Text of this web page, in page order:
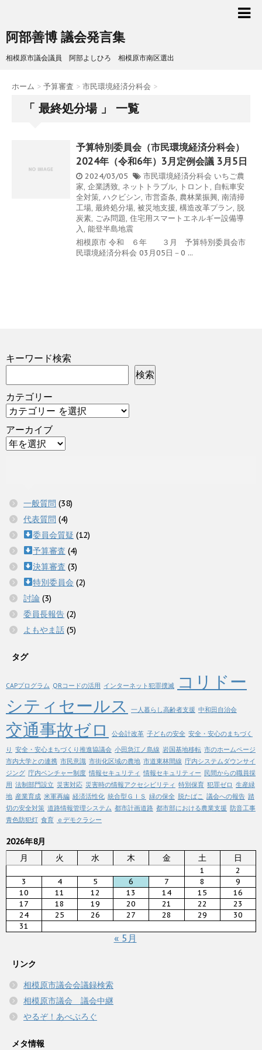
阿部善博 議会発言集
相模原市議会議員 阿部よしひろ 相模原市南区選出
ホーム > 予算審査 > 市民環境経済分科会 >
「 最終処分場 」 一覧
予算特別委員会（市民環境経済分科会）
2024年（令和6年）3月定例会議 3月5日
2024/03/05 市民環境経済分科会 いちご農
家, 企業誘致, ネットトラブル, トロント , 自転車安
全対策, ハクビシン, 市営斎条, 農林業振興, 南清掃
工場, 最終処分場, 被災地支援, 構造改革プラン, 脱
炭素, ごみ問題, 住宅用スマートエネルギー設備導
入, 能登半島地震
相模原市 令和 ６年 ３月 予算特別委員会市
民環境経済分科会 03月05日－0 ...
キーワード検索
検索
カテゴリー
アーカイブ
一般質問 (38)
代表質問 (4)
委員会質疑 (12)
予算審査 (4)
決算審査 (3)
特別委員会 (2)
討論 (3)
委員長報告 (2)
よもやま話 (5)
タグ
CAPプログラム QRコードの活用 インターネット犯罪撲滅
コリドー
シティセールス
一人暮らし高齢者支援 中和田自治会
交通事故ゼロ 公会計改革 子どもの安全 安全・安心のまちづく
り 安全・安心まちづくり推進協議会 小田急江ノ島線 岩国基地移転 市のホームページ
市内大学との連携 市民意識 市街化区域の農地 市道東林間線 庁内システムダウンサイ
ジング 庁内ベンチャー制度 情報セキュリティ 情報セキュリティー 民間からの職員採
用 法制部門設立 災害対応 災害時の情報アクセシビリティ 特別保育 犯罪ゼロ 生産緑
地 産業育成 米軍再編 経済活性化 統合型ＧＩＳ 緑の保全 脱たばこ 議会への報告 踏
切の安全対策 道路情報管理システム 都市計画道路 都市部における農業支援 防音工事
青色防犯灯 食育 ｅデモクラシー
2026年8月
月
火 水 木 金 土 日
1
2
3
4 5 6 7 8
9
10
11 12 13 14 15
16
17
18 19 20 21 22
23
24
25 26 27 28 29
30
31
« 5月
リンク
相模原市議会会議録検索
相模原市議会 議会中継
やるぞ！あべぶろぐ
メタ情報